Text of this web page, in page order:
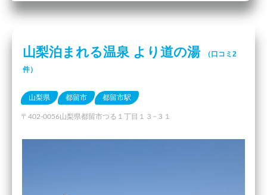
山梨泊まれる温泉 より道の湯
（口コミ2
件）
山梨県 都留市 都留市駅
〒402-0056山梨県都留市つる１丁目１３−３１